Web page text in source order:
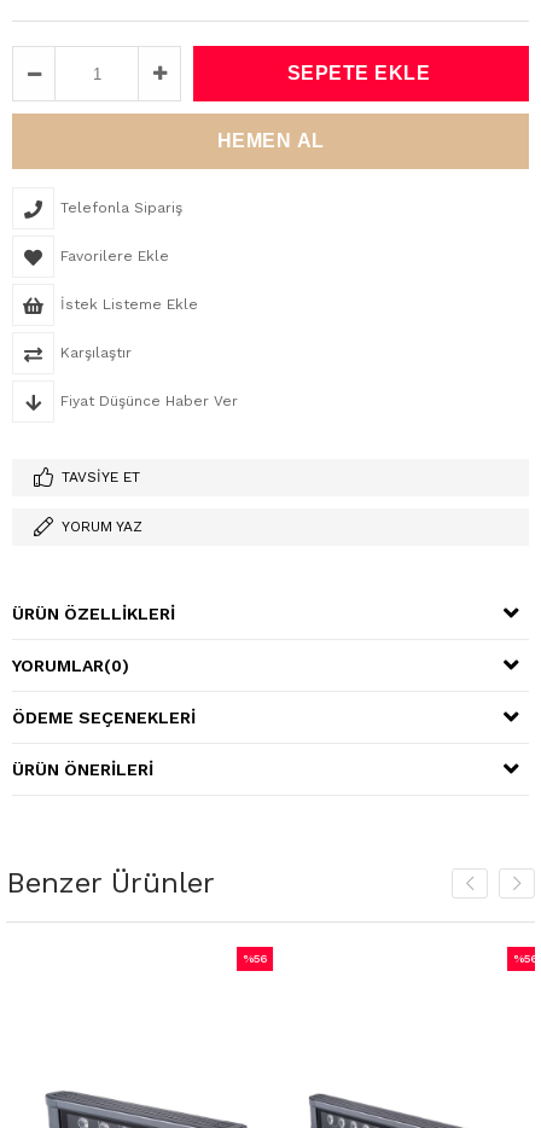
Telefonla Sipariş
Favorilere Ekle
İstek Listeme Ekle
Karşılaştır
Fiyat Düşünce Haber Ver
TAVSIYE ET
YORUM YAZ
ÜRÜN ÖZELLIKLERI
YORUMLAR(0)
ÖDEME SEÇENEKLERI
ÜRÜN ÖNERILERI
Benzer Ürünler
%56
%56